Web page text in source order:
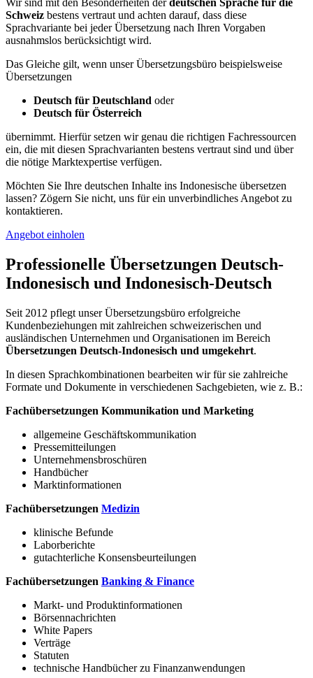
Wir sind mit den Besonderheiten derdeutschen Sprache für die
Schweiz bestens vertraut und achten darauf, dass diese
Sprachvariante bei jeder Übersetzung nach Ihren Vorgaben
ausnahmslos berücksichtigt wird.
Das Gleiche gilt, wenn unser Übersetzungsbüro beispielsweise
Übersetzungen
Deutsch für Deutschland oder
Deutsch für Österreich
übernimmt. Hierfür setzen wir genau die richtigen Fachressourcen
ein, die mit diesen Sprachvarianten bestens vertraut sind und über
die nötige Marktexpertise verfügen.
Möchten Sie Ihre deutschen Inhalte ins Indonesische übersetzen
lassen? Zögern Sie nicht, uns für ein unverbindliches Angebot zu
kontaktieren.
Angebot einholen
Professionelle Übersetzungen Deutsch-
Indonesisch und Indonesisch-Deutsch
Seit 2012 pflegt unser Übersetzungsbüro erfolgreiche
Kundenbeziehungen mit zahlreichen schweizerischen und
ausländischen Unternehmen und Organisationen im Bereich
Übersetzungen Deutsch-Indonesisch und umgekehrt.
In diesen Sprachkombinationen bearbeiten wir für sie zahlreiche
Formate und Dokumente in verschiedenen Sachgebieten, wie z. B.:
Fachübersetzungen Kommunikation und Marketing
allgemeine Geschäftskommunikation
Pressemitteilungen
Unternehmensbroschüren
Handbücher
Marktinformationen
Fachübersetzungen Medizin
klinische Befunde
Laborberichte
gutachterliche Konsensbeurteilungen
Fachübersetzungen Banking & Finance
Markt- und Produktinformationen
Börsennachrichten
White Papers
Verträge
Statuten
technische Handbücher zu Finanzanwendungen